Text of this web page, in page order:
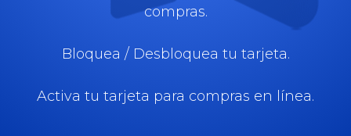
compras.
Bloquea / Desbloquea tu tarjeta.
Activa tu tarjeta para compras en línea.